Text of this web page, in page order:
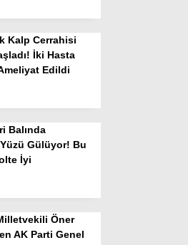
Kalp Cerrahisi
İki Hasta
Edildi
Balında
Gülüyor! Bu
İyi
Öner
AK Parti Genel